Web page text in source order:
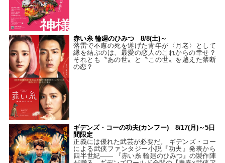
赤い糸 輪廻のひみつ 8/8(土)～
落雷で不慮の死を遂げた青年が〈月老〉として
縁を結ぶのは、最愛の恋人のこれからの幸せ？
それとも〝あの世〟と〝この世〟を越えた禁断
の恋？
ギデンズ・コーの功夫(カンフー) 8/17(月)～5日
間限定
正義には優れた武芸が必要だ。 ギデンズ・コー
による武侠ファンタジー小説『功夫』発表から
四半世紀―― 『赤い糸 輪廻のひみつ』の製作陣